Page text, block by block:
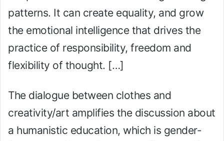
patterns. It can create equality, and grow
the emotional intelligence that drives the
practice of responsibility, freedom and
flexibility of thought. […]
The dialogue between clothes and
creativity/art amplifies the discussion about
a humanistic education, which is gender-